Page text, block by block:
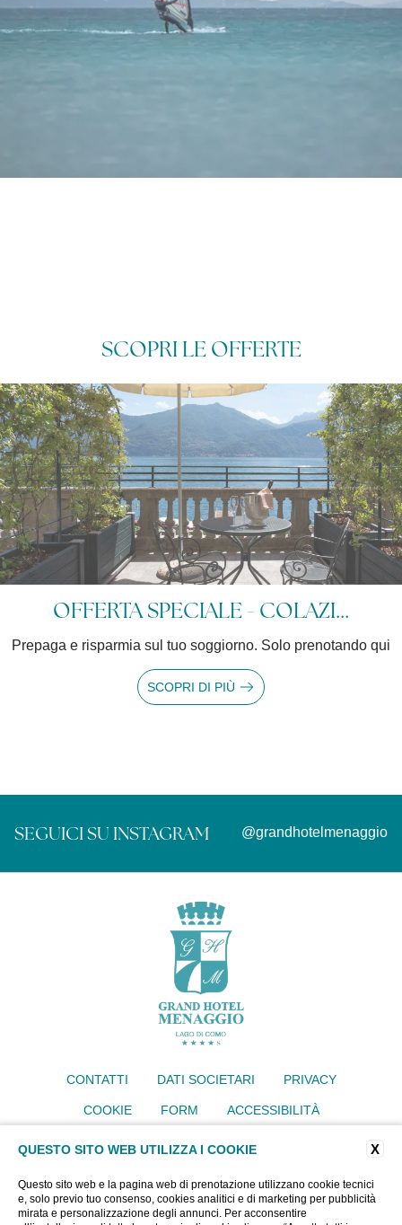
SCOPRI LE OFFERTE
OFFERTA SPECIALE - COLAZI...
e risparmia sul tuo soggiorno. Solo prenotando qui
SCOPRI DI PIÙ
SEGUICI SU INSTAGRAM @grandhotelmenaggio
CONTATTI DATI SOCIETARI PRIVACY
COOKIE FORM ACCESSIBILITÀ
Grand Hotel Menaggio
Tel.+39 034430640
Email:info@grandhotelmenaggio.com
P.iva 00919400135
X
QUESTO SITO WEB UTILIZZA I COOKIE
Questo sito web e la pagina web di prenotazione utilizzano cookie tecnici
e, solo previo tuo consenso, cookies analitici e di marketing per pubblicità
mirata e personalizzazione degli annunci. Per acconsentire